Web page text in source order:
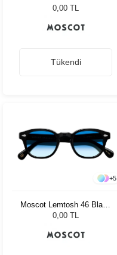
Sun 49 Black Ny Rose
0,00 TL
Tükendi
+5
Moscot Lemtosh 46 Black
Broadway Blue Fad
0,00 TL